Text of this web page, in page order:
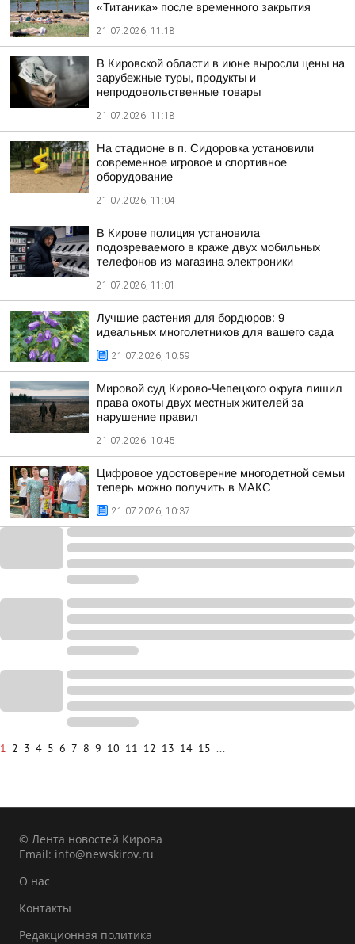
«Титаника» после временного закрытия
21.07.2026, 11:18
В Кировской области в июне выросли цены на
зарубежные туры, продукты и
непродовольственные товары
21.07.2026, 11:18
На стадионе в п. Сидоровка установили
современное игровое и спортивное
оборудование
21.07.2026, 11:04
В Кирове полиция установила
подозреваемого в краже двух мобильных
телефонов из магазина электроники
21.07.2026, 11:01
Лучшие растения для бордюров: 9
идеальных многолетников для вашего сада
21.07.2026, 10:59
Мировой суд Кирово-Чепецкого округа лишил
права охоты двух местных жителей за
нарушение правил
21.07.2026, 10:45
Цифровое удостоверение многодетной семьи
теперь можно получить в МАКС
21.07.2026, 10:37
1 2 3 4 5 6 7 8 9 10 11 12 13 14 15 ...
© Лента новостей Кирова
Email: info@newskirov.ru
О нас
Контакты
Редакционная политика